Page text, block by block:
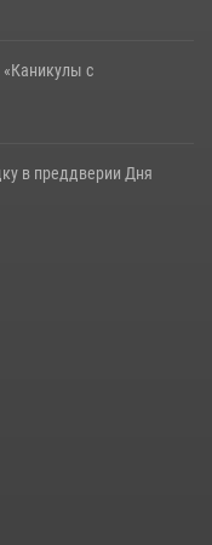
с
в преддверии Дня